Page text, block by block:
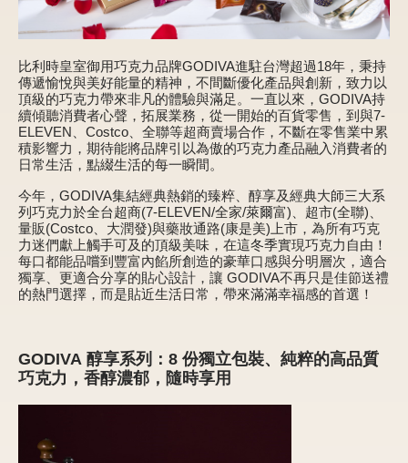
中秋系列
休閒分享
巧克力餅乾
巧克力磚/巧克力豆
可可粉/咖啡粉
甜點
飲品
比利時皇室御用巧克力品牌GODIVA進駐台灣超過18年，秉持
傳遞愉悅與美好能量的精神，不間斷優化產品與創新，致力以
頂級的巧克力帶來非凡的體驗與滿足。一直以來，GODIVA持
續傾聽消費者心聲，拓展業務，從一開始的百貨零售，到與7-
ELEVEN、Costco、全聯等超商賣場合作，不斷在零售業中累
積影響力，期待能將品牌引以為傲的巧克力產品融入消費者的
日常生活，點綴生活的每一瞬間。
今年，GODIVA集結經典熱銷的臻粹、醇享及經典大師三大系
列巧克力於全台超商(7-ELEVEN/全家/萊爾富)、超市(全聯)、
量販(Costco、大潤發)與藥妝通路(康是美)上市，為所有巧克
力迷們獻上觸手可及的頂級美味，在這冬季實現巧克力自由！
每口都能品嚐到豐富內餡所創造的豪華口感與分明層次，適合
獨享、更適合分享的貼心設計，讓 GODIVA不再只是佳節送禮
的熱門選擇，而是貼近生活日常，帶來滿滿幸福感的首選！
GODIVA 醇享系列：8 份獨立包裝、純粹的高品質
巧克力，香醇濃郁，隨時享用